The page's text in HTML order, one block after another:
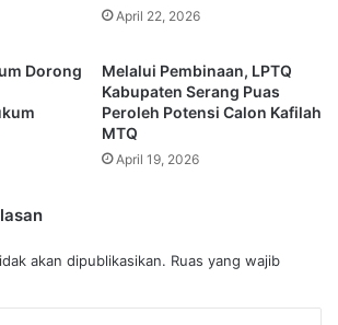
April 22, 2026
Dorong
Melalui Pembinaan, LPTQ
Kabupaten Serang Puas
Peroleh Potensi Calon Kafilah
MTQ
April 19, 2026
akan dipublikasikan. Ruas yang wajib